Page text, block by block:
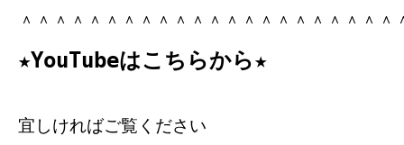
＾＾＾＾＾＾＾＾＾＾＾＾＾＾＾＾＾＾＾＾＾
★YouTubeはこちらから★
宜しければご覧ください